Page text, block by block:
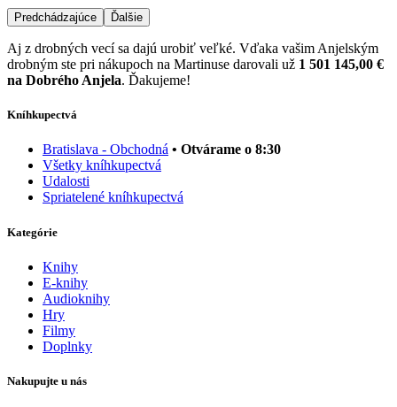
Predchádzajúce Ďalšie
Aj z drobných vecí sa dajú urobiť veľké. Vďaka vašim Anjelským
drobným ste pri nákupoch na Martinuse darovali už 1 501 145,00 €
na Dobrého Anjela. Ďakujeme!
Kníhkupectvá
Bratislava - Obchodná • Otvárame o 8:30
Všetky kníhkupectvá
Udalosti
Spriatelené kníhkupectvá
Kategórie
Knihy
E-knihy
Audioknihy
Hry
Filmy
Doplnky
Nakupujte u nás